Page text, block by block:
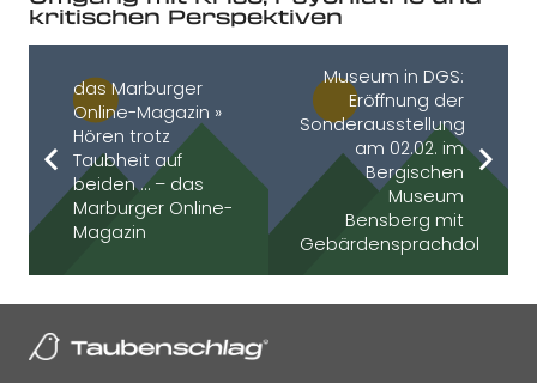
kritischen Perspektiven
das Marburger
Online-Magazin »
Hören trotz
Taubheit auf
beiden … – das
Marburger Online-
Magazin
Museum in DGS:
Eröffnung der
Sonderausstellung
am 02.02. im
Bergischen
Museum
Bensberg mit